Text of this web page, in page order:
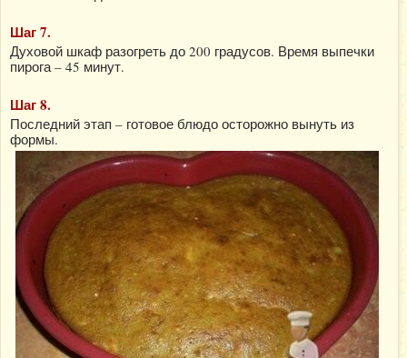
Шаг 7.
Духовой шкаф разогреть до 200 градусов. Время выпечки
пирога – 45 минут.
Шаг 8.
Последний этап – готовое блюдо осторожно вынуть из
формы.